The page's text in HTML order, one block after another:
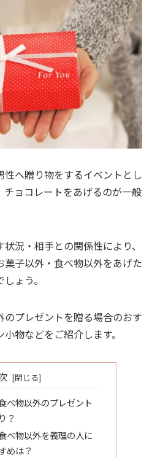
へ贈り物をするイベントとし
ョコレートをあげるのが一般
況・相手との関係性により、
子以外・食べ物以外をあげた
ょう。
プレゼントを贈る場合のおす
物などをご紹介します。
べ物以外のプレゼント
？
べ物以外を義理の人に
めは？